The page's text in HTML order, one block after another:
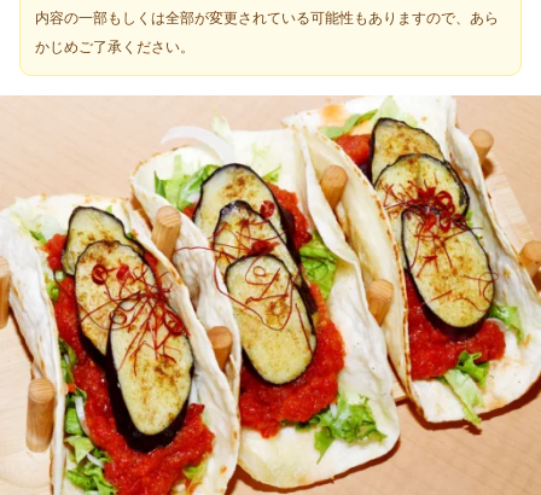
内容の一部もしくは全部が変更されている可能性もありますので、あら
かじめご了承ください。